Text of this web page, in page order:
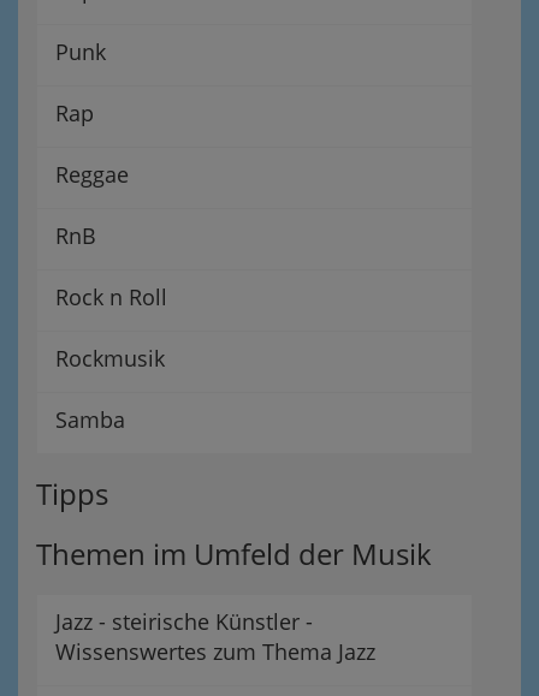
Punk
Rap
Reggae
RnB
Rock n Roll
Rockmusik
Samba
Tipps
Themen im Umfeld der Musik
Jazz - steirische Künstler -
Wissenswertes zum Thema Jazz